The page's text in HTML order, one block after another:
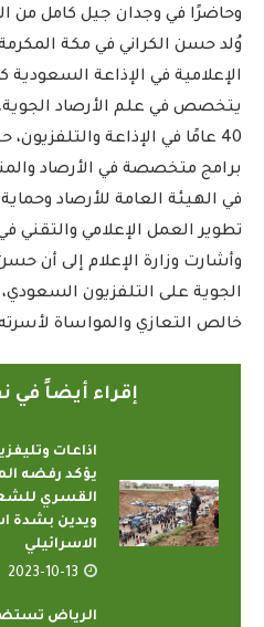
وحاضرًا في وجدان جيل كامل من
الإعلامية في الإذاعة
يتخصص في علم الأرصاد
40 عامًا في الإذاعة
برامج متخصصة في الأرصاد
في الهيئة العامة للأرصاد
تطوير العمل الإعلامي والتقني
وأشارت وزارة الإعلام إلى أن
خالص التعازي والمواساة
إقراء أيضاً
اذاعات
يؤكد رفضه
القسري
ويدين بشدة
الاسرائيلي
2023-10-13
الرياض